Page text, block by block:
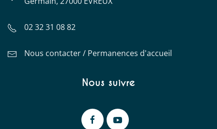
02 32 31 08 82
Nous contacter / Permanences d'accueil
Nous suivre